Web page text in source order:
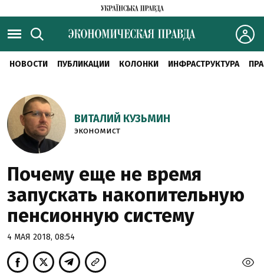
НОВОСТИ ПУБЛИКАЦИИ КОЛОНКИ ИНФРАСТРУКТУРА
ВИТАЛИЙ КУЗЬМИН
экономист
Почему еще не время
запускать накопительную
пенсионную систему
4 МАЯ 2018, 08:54